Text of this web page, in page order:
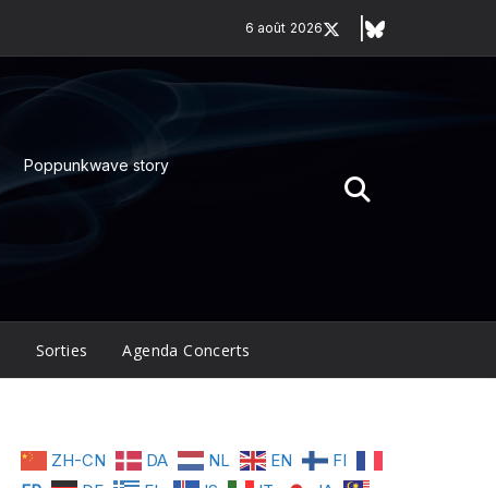
6 août 2026
Poppunkwave story
Sorties Agenda Concerts
ZH-CN DA NL EN
FI